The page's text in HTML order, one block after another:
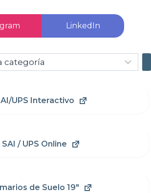
LinkedIn
UPS Interactivo
SAI / UPS Online
de Suelo 19"